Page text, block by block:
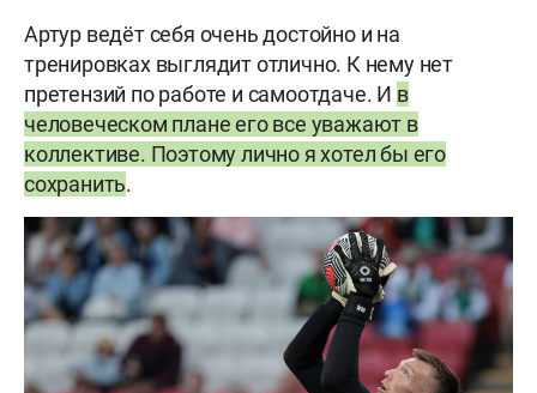
Артур ведёт себя очень достойно и на
тренировках выглядит отлично. К нему нет
претензий по работе и самоотдаче. И в
человеческом плане его все уважают в
коллективе. Поэтому лично я хотел бы его
сохранить.